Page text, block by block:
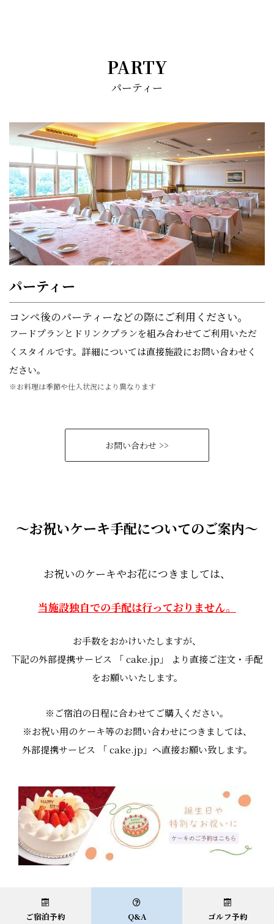
PARTY
パーティー
パーティー
コンペ後のパーティーなどの際にご利用ください。
フードプランとドリンクプランを組み合わせてご利用いただ
くスタイルです。詳細については直接施設にお問い合わせく
ださい。
※お料理は季節や仕入状況により異なります
お問い合わせ >>
～お祝いケーキ手配についてのご案内～
お祝いのケーキやお花につきましては、
当施設独自での手配は行っておりません。
お手数をおかけいたしますが、
下記の外部提携サービス 「cake.jp 」 より直接ご注文・手配
をお願いいたします。
※ご宿泊の日程に合わせてご購入ください。
※お祝い用のケーキ等のお問い合わせにつきましては、
外部提携サービス 「cake.jp 」へ直接お願い致します。
ケーキのご予約はこちら
ご宿泊予約 Q&A ゴルフ予約